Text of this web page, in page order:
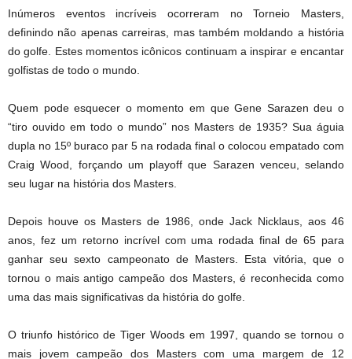
Inúmeros eventos incríveis ocorreram no Torneio Masters,
definindo não apenas carreiras, mas também moldando a história
do golfe. Estes momentos icônicos continuam a inspirar e encantar
golfistas de todo o mundo.
Quem pode esquecer o momento em que Gene Sarazen deu o
“tiro ouvido em todo o mundo” nos Masters de 1935? Sua águia
dupla no 15º buraco par 5 na rodada final o colocou empatado com
Craig Wood, forçando um playoff que Sarazen venceu, selando
seu lugar na história dos Masters.
Depois houve os Masters de 1986, onde Jack Nicklaus, aos 46
anos, fez um retorno incrível com uma rodada final de 65 para
ganhar seu sexto campeonato de Masters. Esta vitória, que o
tornou o mais antigo campeão dos Masters, é reconhecida como
uma das mais significativas da história do golfe.
O triunfo histórico de Tiger Woods em 1997, quando se tornou o
mais jovem campeão dos Masters com uma margem de 12